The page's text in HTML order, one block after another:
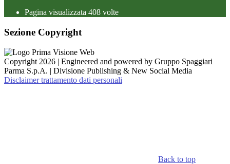
Pagina visualizzata 408 volte
Sezione Copyright
Copyright 2026 | Engineered and powered by Gruppo Spaggiari
Parma S.p.A. | Divisione Publishing & New Social Media
Disclaimer trattamento dati personali
Back to top